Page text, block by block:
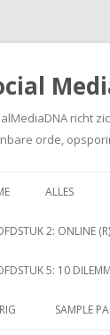
richt
orde,
ALLES
2: ONLINE
5: 10
SAMPLE